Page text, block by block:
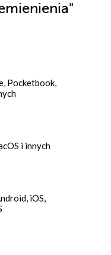
Pocketbook,
i innych
iOS,